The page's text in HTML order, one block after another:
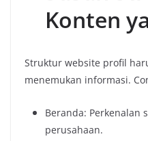
Konten
Struktur website profil
menemukan informasi.
Beranda: Perkenalan
perusahaan.